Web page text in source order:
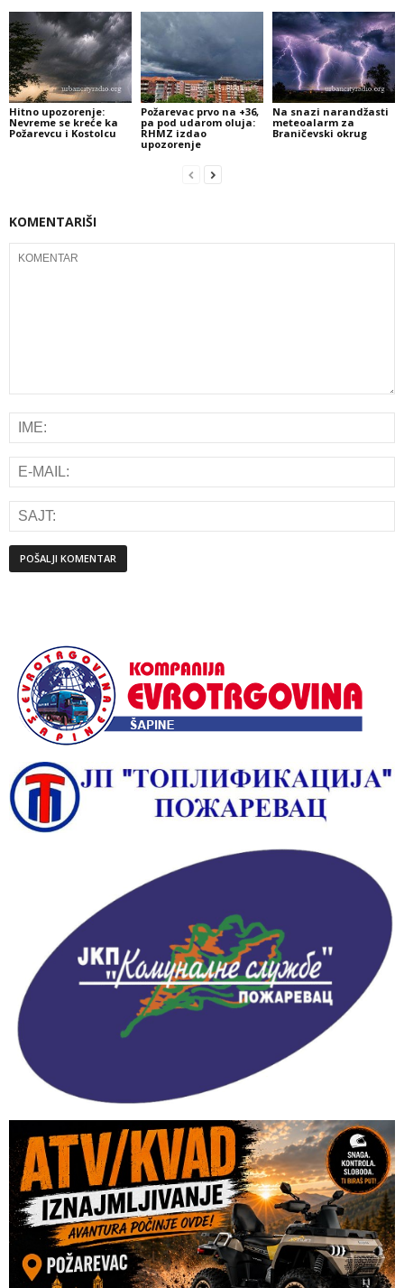
Hitno upozorenje:
Nevreme se kreće ka
Požarevcu i Kostolcu
Požarevac prvo na +36,
pa pod udarom oluja:
RHMZ izdao
upozorenje
Na snazi narandžasti
meteoalarm za
Braničevski okrug
KOMENTARIŠI